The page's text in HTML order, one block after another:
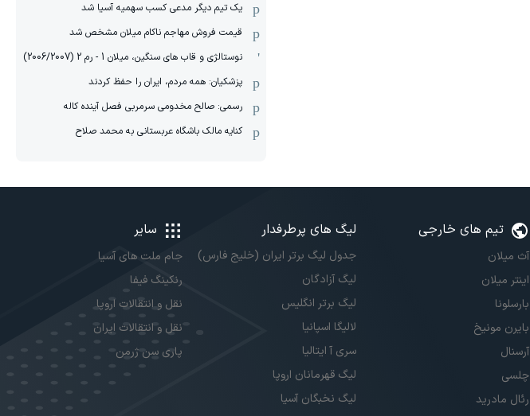
یک تیم دیگر مدعی کسب سهمیه آسیا شد
قیمت فروش مهاجم ناکام میلان مشخص شد
نوستالژی و قاب های سنگین، میلان 1 - رم 2 (2006/2007)
پزشکیان: همه مردم، ایران را حفظ کردند
رسمی: صالح مخدومی سرمربی فصل آینده کاله
کنایه مالک باشگاه عربستانی به محمد صلاح
تیم های خارجی
آث میلان
اینتر میلان
بارسلونا
بایرن مونیخ
آرسنال
چلسی
رئال مادرید
لیگ های پرطرفدار
جدول لیگ برتر ایران (خلیج فارس)
لیگ آزادگان
لیگ برتر انگلیس
لالیگا اسپانیا
سری آ ایتالیا
لیگ قهرمانان اروپا
لیگ نخبگان آسیا
سایر
جام ملت های آسیا
رنکینگ فیفا
نقل و انتقالات اروپا
نقل و انتقالات ایران
پاری سن ژرمن